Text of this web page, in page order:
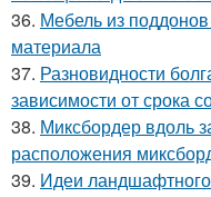
36. Мебель из
материала
37. Разновидности
зависимости от срока
38. Миксбордер вдоль
расположения
39. Идеи